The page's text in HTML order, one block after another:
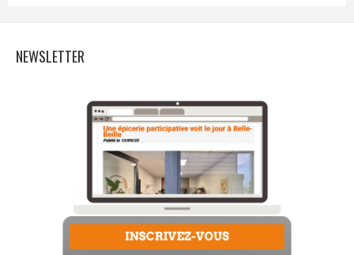
NEWSLETTER